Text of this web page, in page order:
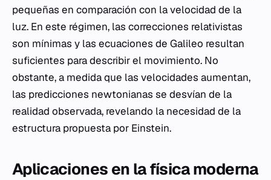
pequeñas en comparación con la velocidad de la
luz. En este régimen, las correcciones relativistas
son mínimas y las ecuaciones de Galileo resultan
suficientes para describir el movimiento. No
obstante, a medida que las velocidades aumentan,
las predicciones newtonianas se desvían de la
realidad observada, revelando la necesidad de la
estructura propuesta por Einstein.
Aplicaciones en la física moderna